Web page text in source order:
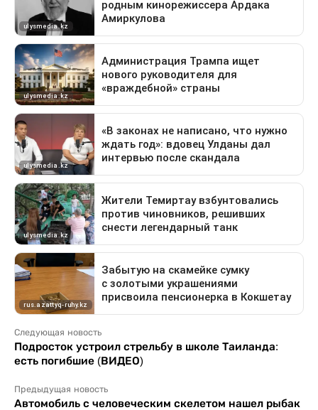
Следующая новость
Подросток устроил стрельбу в школе Таиланда:
есть погибшие (ВИДЕО)
Предыдущая новость
Автомобиль с человеческим скелетом нашел рыбак